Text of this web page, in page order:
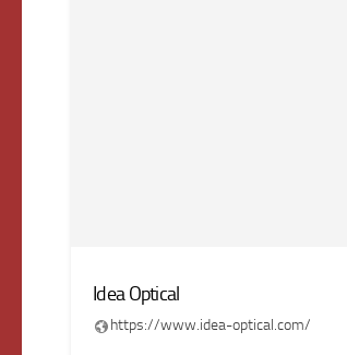
Idea Optical
https://www.idea-optical.com/